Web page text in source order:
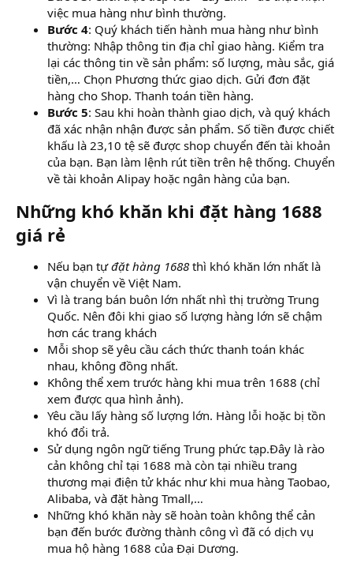
việc mua hàng như bình thường.
Bước 4: Quý khách tiến hành mua hàng như bình
thường: Nhập thông tin địa chỉ giao hàng. Kiểm tra
lại các thông tin về sản phẩm: số lượng, màu sắc, giá
tiền,… Chọn Phương thức giao dịch. Gửi đơn đặt
hàng cho Shop. Thanh toán tiền hàng.
Bước 5: Sau khi hoàn thành giao dịch, và quý khách
đã xác nhận nhận được sản phẩm. Số tiền được chiết
khấu là 23,10 tệ sẽ được shop chuyển đến tài khoản
của bạn. Bạn làm lệnh rút tiền trên hệ thống. Chuyển
về tài khoản Alipay hoặc ngân hàng của bạn.
Những khó khăn khi đặt hàng 1688
giá rẻ
Nếu bạn tựđặt hàng 1688 thì khó khăn lớn nhất là
vận chuyển về Việt Nam.
Vì là trang bán buôn lớn nhất nhì thị trường Trung
Quốc. Nên đôi khi giao số lượng hàng lớn sẽ chậm
hơn các trang khách
Mỗi shop sẽ yêu cầu cách thức thanh toán khác
nhau, không đồng nhất.
Không thể xem trước hàng khi mua trên 1688 (chỉ
xem được qua hình ảnh).
Yêu cầu lấy hàng số lượng lớn. Hàng lỗi hoặc bị tồn
khó đổi trả.
Sử dụng ngôn ngữ tiếng Trung phức tạp.Đây là rào
cản không chỉ tại 1688 mà còn tại nhiều trang
thương mại điện tử khác như khi mua hàng Taobao,
Alibaba, và đặt hàng Tmall,…
Những khó khăn này sẽ hoàn toàn không thể cản
bạn đến bước đường thành công vì đã có dịch vụ
mua hộ hàng 1688 của Đại Dương.